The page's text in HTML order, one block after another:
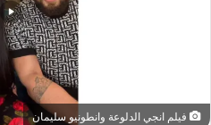
فيلم انجي الدلوعة وانطونيو سليمان